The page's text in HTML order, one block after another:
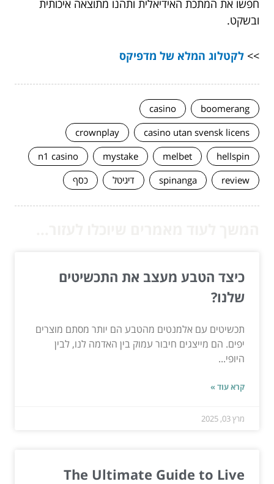
חפשו את המתכת האידיאלית ותהנו מתוצאה איכותית
ובשקט.
>> לקטלוג המלא של מדפיקס
boomerang
casino
casino utan svensk licens
crownplay
hellspin
melbet
mystake
n1 casino
review
spinanga דיגיטל כסף
כיצד הטבע מעצב את התכשיטים
שלנו?
תכשיטים עם אלמנטים מהטבע הם יותר מסתם מוצרים
יפים. הם מייצגים חיבור עמוק בין האדמה לנו, לבין
היופי...
קרא עוד »
מרץ 03, 2025
The Ultimate Guide to Live